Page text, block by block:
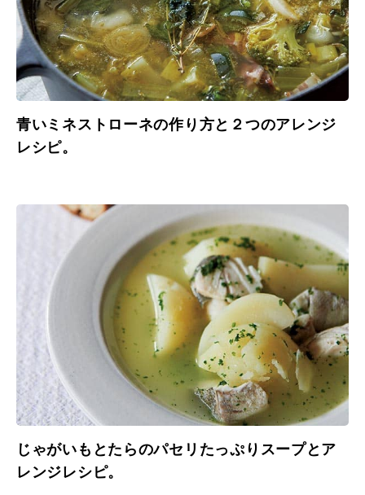
青いミネストローネの作り方と２つのアレンジ
レシピ。
じゃがいもとたらのパセリたっぷりスープとア
レンジレシピ。